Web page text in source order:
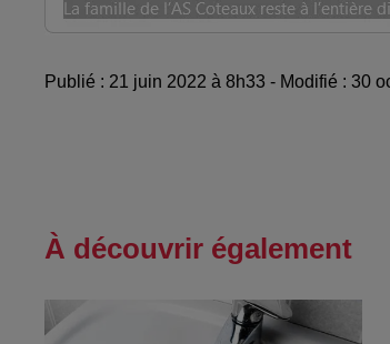
Publié : 21 juin 2022 à 8h33 - Modifié : 30
À découvrir également